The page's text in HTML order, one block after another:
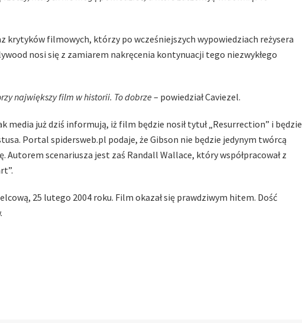
krytyków filmowych, którzy po wcześniejszych wypowiedziach reżysera
nosi się z zamiarem nakręcenia kontynuacji tego niezwykłego
największy film w historii. To dobrze – powiedział Caviezel.
media już dziś informują, iż film będzie nosił tytuł „Resurrection” i będzie
Portal spidersweb.pl podaje, że Gibson nie będzie jedynym twórcą
Autorem scenariusza jest zaś Randall Wallace, który współpracował z
25 lutego 2004 roku. Film okazał się prawdziwym hitem. Dość